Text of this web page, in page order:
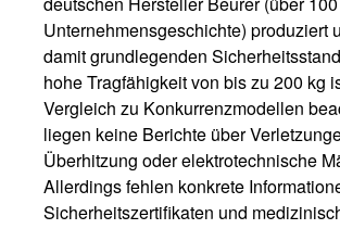
Unternehmensgeschichte) produziert
damit grundlegenden
hohe Tragfähigkeit von bis zu 200 kg
Vergleich zu Konkurrenzmodellen
liegen keine Berichte über
Überhitzung oder elektrotechnische
Allerdings fehlen konkrete
Sicherheitszertifikaten und